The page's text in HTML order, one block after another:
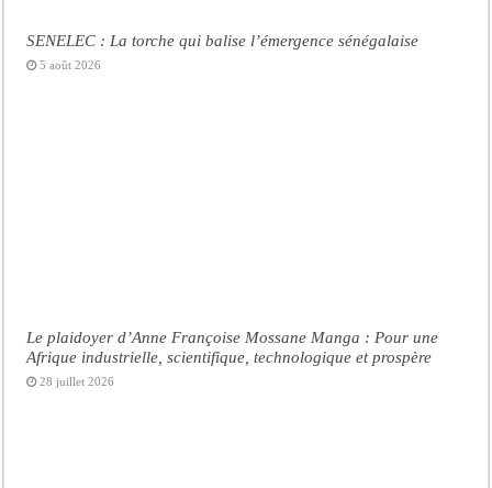
SENELEC : La torche qui balise l’émergence sénégalaise
5 août 2026
Le plaidoyer d’Anne Françoise Mossane Manga : Pour une
Afrique industrielle, scientifique, technologique et prospère
28 juillet 2026